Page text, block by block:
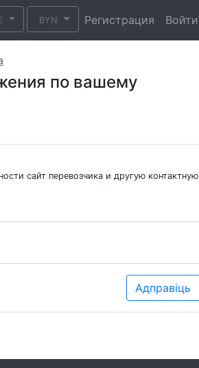
BYN Регистрация Войти
по вашему
сайт перевозчика и другую контактную
Адправіць